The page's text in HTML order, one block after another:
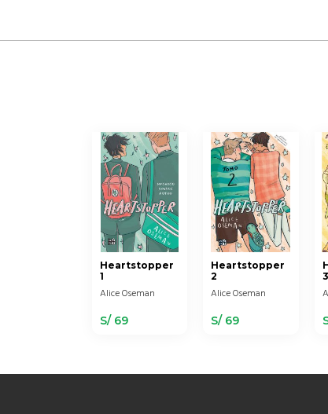
Heartstopper
1
Alice Oseman
S/ 69
Heartstopper
2
Alice Oseman
S/ 69
3